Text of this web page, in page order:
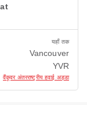
यहाँ तक
Vancouver
YVR
वैंकूवर अंतरराष्ट्रीय हवाई अड्डा